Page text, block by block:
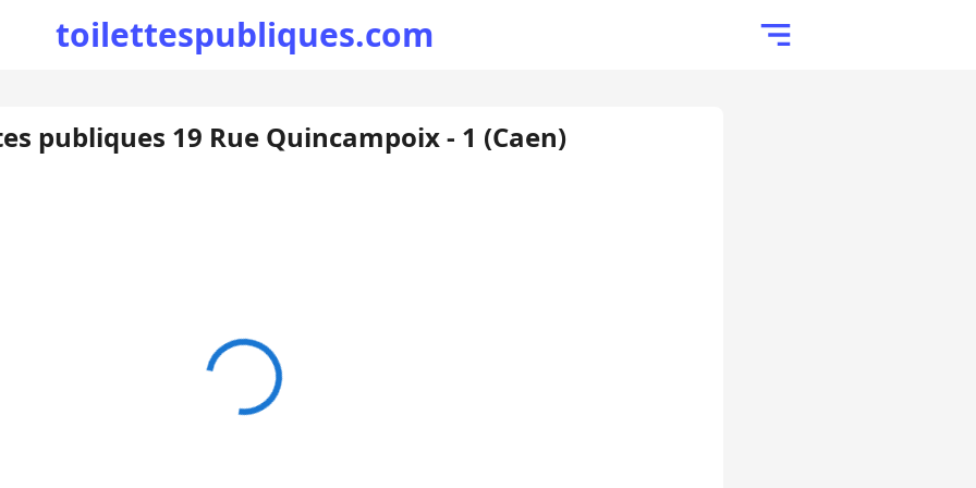
toilettespubliques.com
publiques 19 Rue Quincampoix - 1 (Caen)